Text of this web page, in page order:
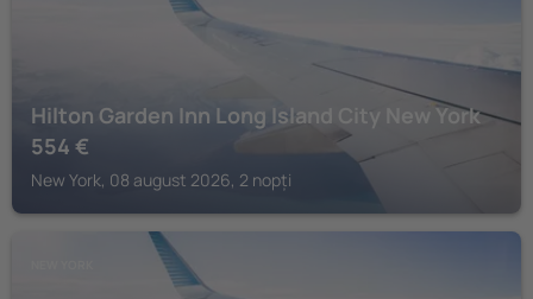
Hilton Garden Inn Long Island City New York
554 €
New York, 08 august 2026, 2 nopți